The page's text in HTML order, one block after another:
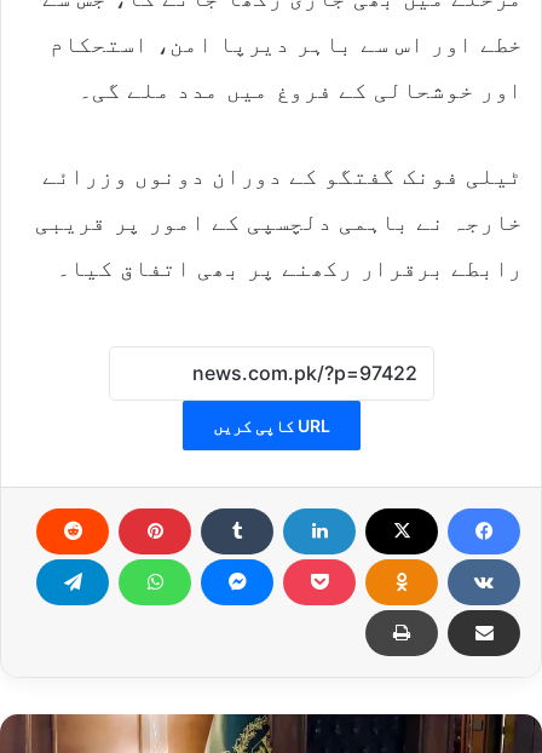
خطے اور اس سے باہر دیرپا امن، استحکام
اور خوشحالی کے فروغ میں مدد ملے گی۔
ٹیلی فونک گفتگو کے دوران دونوں وزرائے
خارجہ نے باہمی دلچسپی کے امور پر قریبی
رابطے برقرار رکھنے پر بھی اتفاق کیا۔
URL کاپی کریں